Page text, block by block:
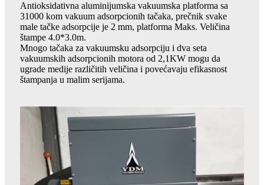
Antioksidativna aluminijumska vakuumska platforma sa
31000 kom vakuum adsorpcionih tačaka, prečnik svake
male tačke adsorpcije je 2 mm, platforma Maks. Veličina
štampe 4.0*3.0m.
Mnogo tačaka za vakuumsku adsorpciju i dva seta
vakuumskih adsorpcionih motora od 2,1KW mogu da
ugrade medije različitih veličina i povećavaju efikasnost
štampanja u malim serijama.